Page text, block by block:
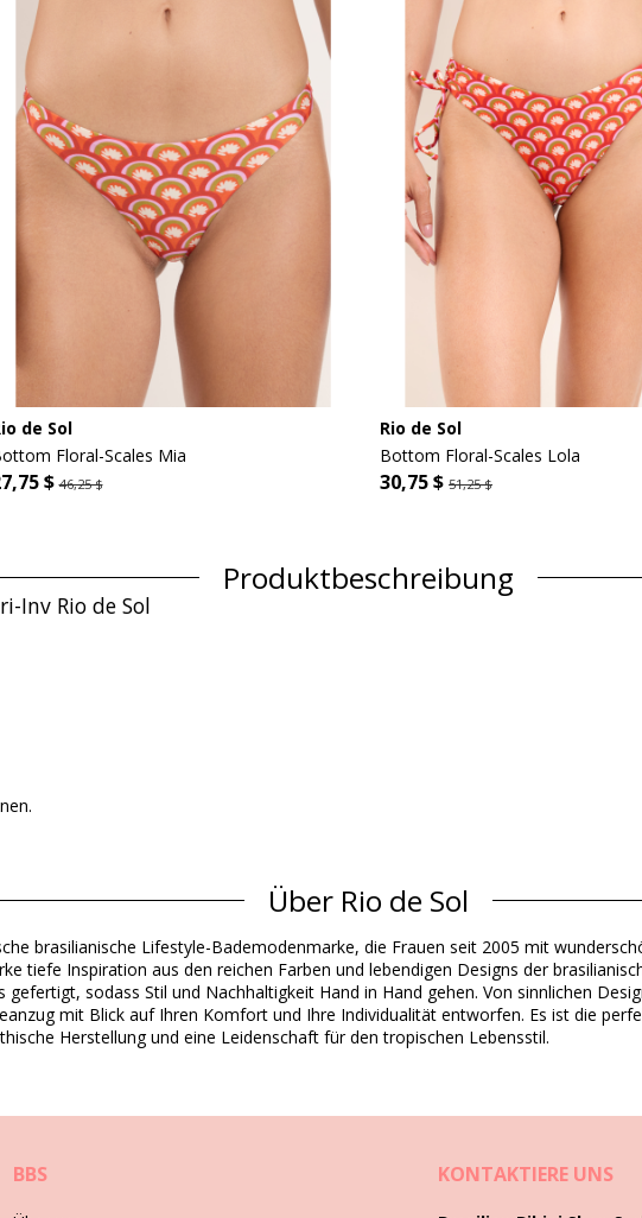
de Sol
Floral-Scales Mia
$46,25 $
Rio de Sol
Bottom Floral-Scales Lola
30,75 $ 51,25 $
Produktbeschreibung
Inv Rio de Sol
Material Oberstoff
SOUL ECO), 16% Spandex (LYCRA) - OEKO-TEX - Chlorine Resistant
16% Spandex (LYCRA) - OEKO-TEX - Chlorine Resistant
Produktinformation
(7899810361219), L (7899810361226), XL (7899810361233)
Über Rio de Sol
brasilianische Lifestyle-Bademodenmarke, die Frauen seit 2005 mit
tiefe Inspiration aus den reichen Farben und lebendigen Designs der
gefertigt, sodass Stil und Nachhaltigkeit Hand in Hand gehen. Von sinnlichen
mit Blick auf Ihren Komfort und Ihre Individualität entworfen. Es ist die
Herstellung und eine Leidenschaft für den tropischen Lebensstil.
BBS KONTAKTIERE UNS